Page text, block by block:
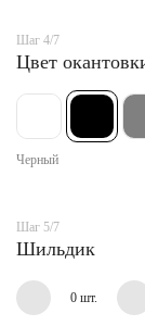
Шаг 4/7
Цвет
Черный
Шаг 5/7
Шильдик
0 шт.